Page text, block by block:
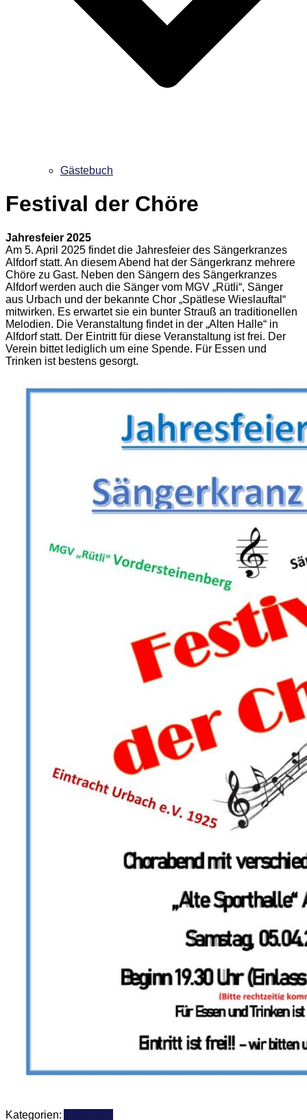
Gästebuch
Festival der Chöre
Jahresfeier 2025
Am 5. April 2025 findet die Jahresfeier des Sängerkranzes
Alfdorf statt. An diesem Abend hat der Sängerkranz mehrere
Chöre zu Gast. Neben den Sängern des Sängerkranzes
Alfdorf werden auch die Sänger vom MGV „Rütli“, Sänger
aus Urbach und der bekannte Chor „Spätlese Wieslauftal“
mitwirken. Es erwartet sie ein bunter Strauß an traditionellen
Melodien. Die Veranstaltung findet in der „Alten Halle“ in
Alfdorf statt. Der Eintritt für diese Veranstaltung ist frei. Der
Verein bittet lediglich um eine Spende. Für Essen und
Trinken ist bestens gesorgt.
Kategorien: